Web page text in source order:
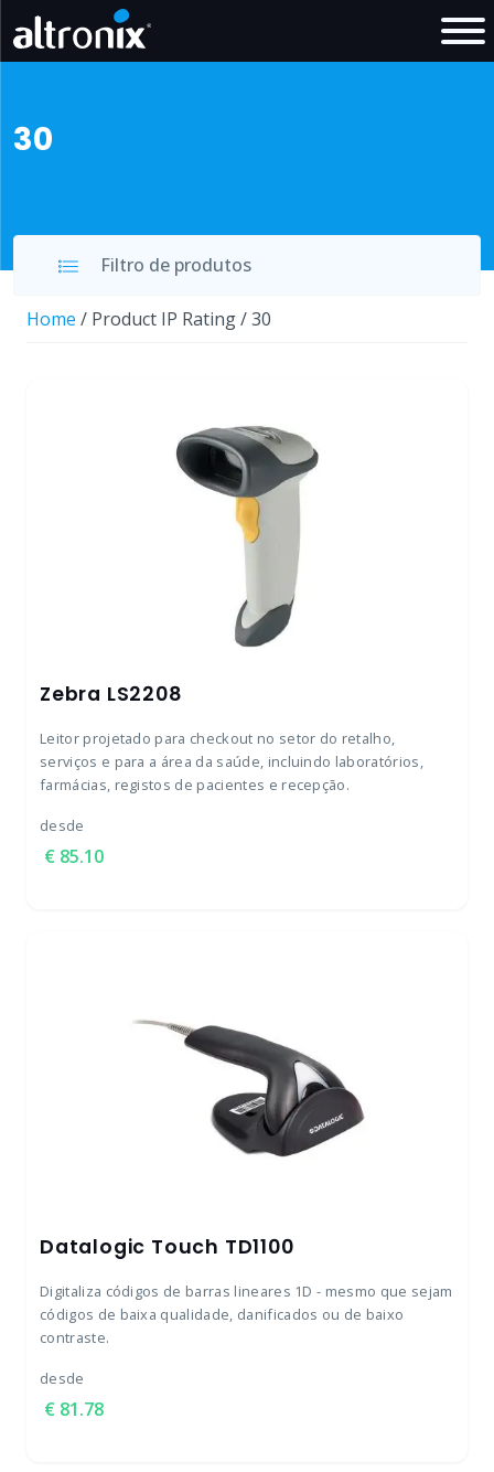
30
Filtro de produtos
Home / Product IP Rating / 30
Zebra LS2208
Leitor projetado para checkout no setor do retalho,
serviços e para a área da saúde, incluindo laboratórios,
farmácias, registos de pacientes e recepção.
desde
85.10
Datalogic Touch TD1100
Digitaliza códigos de barras lineares 1D - mesmo que sejam
códigos de baixa qualidade, danificados ou de baixo
contraste.
desde
81.78